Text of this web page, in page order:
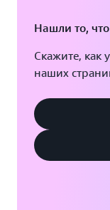
Нашли то,
Скажите, как
наших